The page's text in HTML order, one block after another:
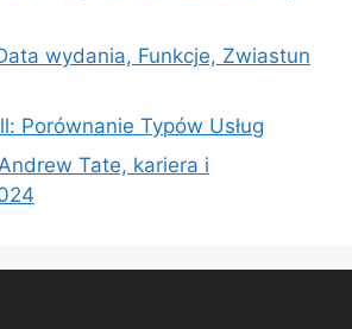
wydania, Funkcje, Zwiastun
Porównanie Typów Usług
Tate, kariera i